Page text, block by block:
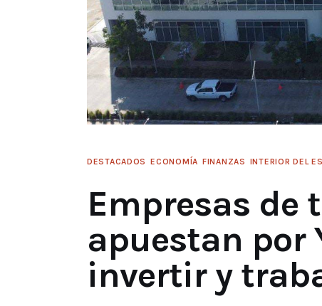
DESTACADOS ECONOMÍA FINANZAS INTERIOR DEL
Empresas
apuestan por
invertir y